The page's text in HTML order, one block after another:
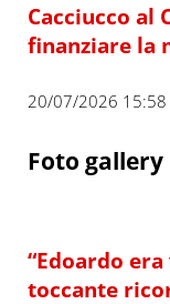
Cacciucco al
finanziare la
20/07/2026 15:58
Foto gallery
“Edoardo
toccante